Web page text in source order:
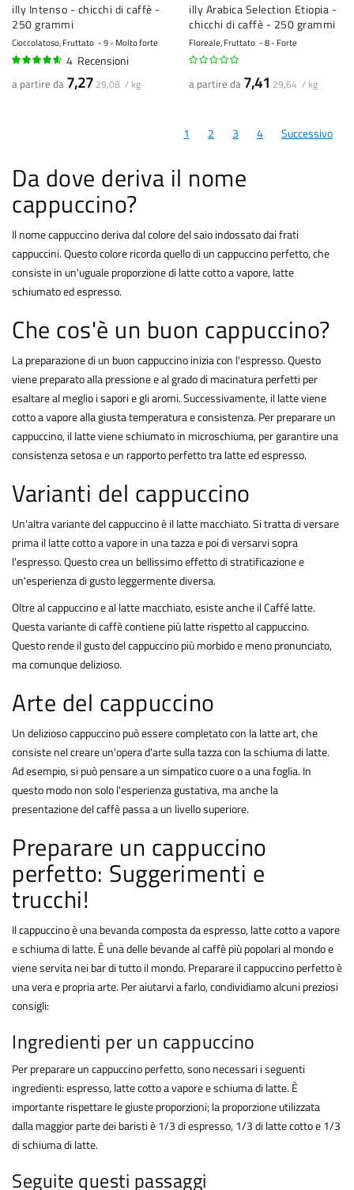
illy Intenso - chicchi di caffè -
250 grammi
Cioccolatoso, Fruttato 9 - Molto forte
4 Recensioni
a partire da 7,27 29,08 / kg
illy Arabica Selection Etiopia -
chicchi di caffè - 250 grammi
Floreale, Fruttato 8 - Forte
a partire da 7,41 29,64 / kg
1 2 3 4 Successivo
Da dove deriva il nome
cappuccino?
Il nome cappuccino deriva dal colore del saio indossato dai frati
cappuccini. Questo colore ricorda quello di un cappuccino perfetto, che
consiste in un'uguale proporzione di latte cotto a vapore, latte
schiumato ed espresso.
Che cos'è un buon cappuccino?
La preparazione di un buon cappuccino inizia con l'espresso. Questo
viene preparato alla pressione e al grado di macinatura perfetti per
esaltare al meglio i sapori e gli aromi. Successivamente, il latte viene
cotto a vapore alla giusta temperatura e consistenza. Per preparare un
cappuccino, il latte viene schiumato in microschiuma, per garantire una
consistenza setosa e un rapporto perfetto tra latte ed espresso.
Varianti del cappuccino
Un'altra variante del cappuccino è il latte macchiato. Si tratta di versare
prima il latte cotto a vapore in una tazza e poi di versarvi sopra
l'espresso. Questo crea un bellissimo effetto di stratificazione e
un'esperienza di gusto leggermente diversa.
Oltre al cappuccino e al latte macchiato, esiste anche il Caffé latte.
Questa variante di caffè contiene più latte rispetto al cappuccino.
Questo rende il gusto del cappuccino più morbido e meno pronunciato,
ma comunque delizioso.
Arte del cappuccino
Un delizioso cappuccino può essere completato con la latte art, che
consiste nel creare un'opera d'arte sulla tazza con la schiuma di latte.
Ad esempio, si può pensare a un simpatico cuore o a una foglia. In
questo modo non solo l'esperienza gustativa, ma anche la
presentazione del caffè passa a un livello superiore.
Preparare un cappuccino
perfetto: Suggerimenti e
trucchi!
Il cappuccino è una bevanda composta da espresso, latte cotto a vapore
e schiuma di latte. È una delle bevande al caffè più popolari al mondo e
viene servita nei bar di tutto il mondo. Preparare il cappuccino perfetto è
una vera e propria arte. Per aiutarvi a farlo, condividiamo alcuni preziosi
consigli:
Ingredienti per un cappuccino
Per preparare un cappuccino perfetto, sono necessari i seguenti
ingredienti: espresso, latte cotto a vapore e schiuma di latte. È
importante rispettare le giuste proporzioni; la proporzione utilizzata
dalla maggior parte dei baristi è 1/3 di espresso, 1/3 di latte cotto e 1/3
di schiuma di latte.
Seguite questi passaggi